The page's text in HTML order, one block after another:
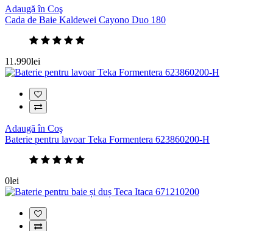
Adaugă în Coş
Cada de Baie Kaldewei Cayono Duo 180
11.990lei
Adaugă în Coş
Baterie pentru lavoar Teka Formentera 623860200-H
0lei